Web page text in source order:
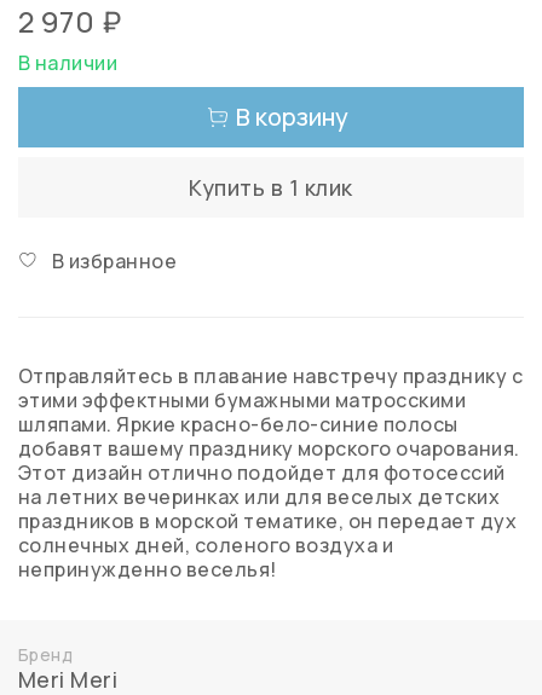
2 970 ₽
В наличии
В корзину
Купить в 1 клик
В избранное
Отправляйтесь в плавание навстречу празднику с
этими эффектными бумажными матросскими
шляпами. Яркие красно-бело-синие полосы
добавят вашему празднику морского очарования.
Этот дизайн отлично подойдет для фотосессий
на летних вечеринках или для веселых детских
праздников в морской тематике, он передает дух
солнечных дней, соленого воздуха и
непринужденно веселья!
Бренд
Meri Meri